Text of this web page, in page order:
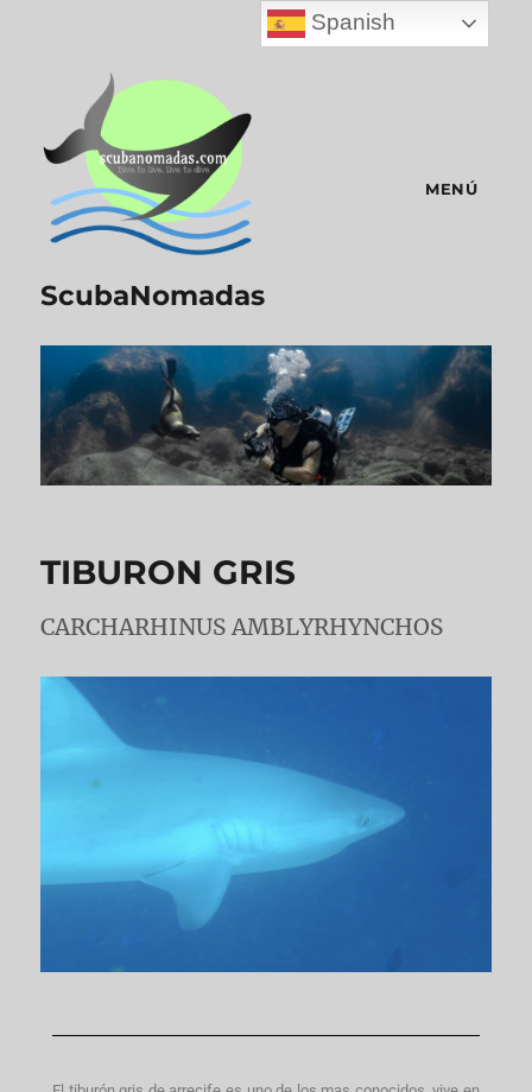
ScubaNomadas
MENÚ
TIBURON GRIS
CARCHARHINUS AMBLYRHYNCHOS
Spanish